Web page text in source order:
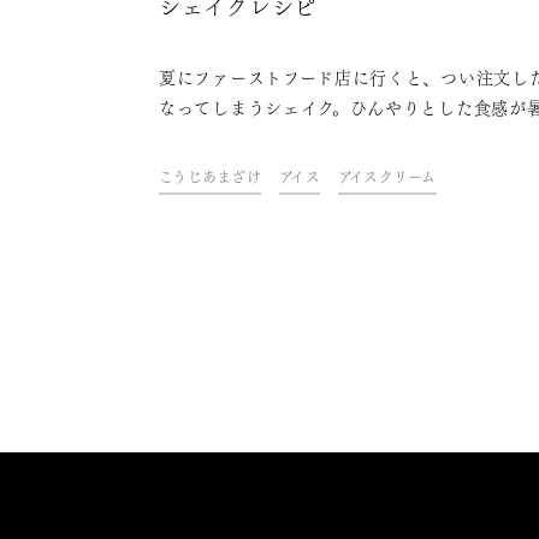
シェイクレシピ
夏にファーストフード店に行くと、つい注文し
なってしまうシェイク。ひんやりとした食感が
ージかもしれませんが、実は家でも簡単に作れ
います。ドリンク&フードクリエイター・青山金
こうじあまざけ アイス アイスクリーム